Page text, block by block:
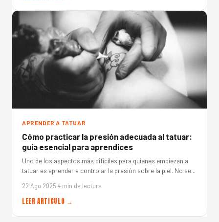
APRENDER A TATUAR
Cómo practicar la presión adecuada al tatuar:
guía esencial para aprendices
Uno de los aspectos más difíciles para quienes empiezan a
tatuar es aprender a controlar la presión sobre la piel. No se...
22 Ago 2025·4 min de lectura
LEER ARTICULO →